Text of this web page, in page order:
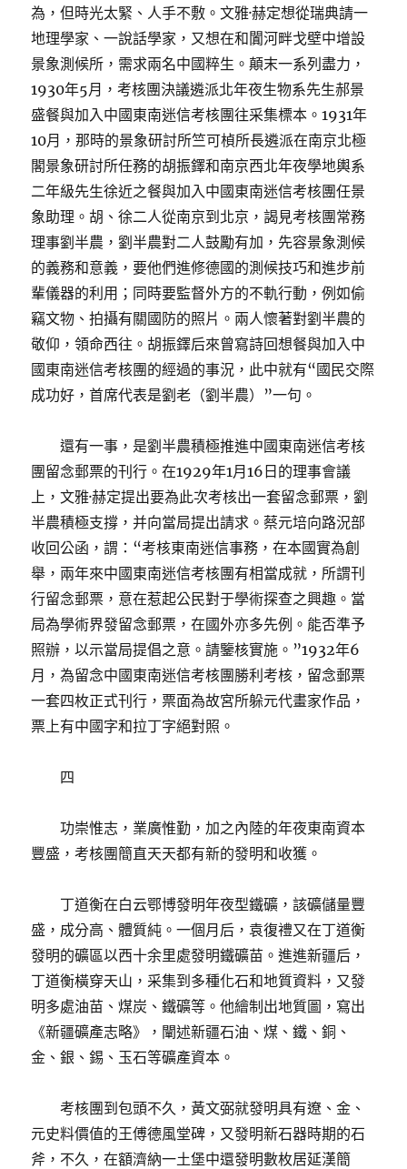
為，但時光太緊、人手不敷。文雅·赫定想從瑞典請一
地理學家、一說話學家，又想在和闐河畔戈壁中增設
景象測候所，需求兩名中國粹生。顛末一系列盡力，
1930年5月，考核團決議遴派北年夜生物系先生郝景
盛餐與加入中國東南迷信考核團往采集標本。1931年
10月，那時的景象研討所竺可楨所長遴派在南京北極
閣景象研討所任務的胡振鐸和南京西北年夜學地輿系
二年級先生徐近之餐與加入中國東南迷信考核團任景
象助理。胡、徐二人從南京到北京，謁見考核團常務
理事劉半農，劉半農對二人鼓勵有加，先容景象測候
的義務和意義，要他們進修德國的測候技巧和進步前
輩儀器的利用；同時要監督外方的不軌行動，例如偷
竊文物、拍攝有關國防的照片。兩人懷著對劉半農的
敬仰，領命西往。胡振鐸后來曾寫詩回想餐與加入中
國東南迷信考核團的經過的事況，此中就有“國民交際
成功好，首席代表是劉老（劉半農）”一句。
還有一事，是劉半農積極推進中國東南迷信考核
團留念郵票的刊行。在1929年1月16日的理事會議
上，文雅·赫定提出要為此次考核出一套留念郵票，劉
半農積極支撐，并向當局提出請求。蔡元培向路況部
收回公函，謂：“考核東南迷信事務，在本國實為創
舉，兩年來中國東南迷信考核團有相當成就，所謂刊
行留念郵票，意在惹起公民對于學術探查之興趣。當
局為學術界發留念郵票，在國外亦多先例。能否準予
照辦，以示當局提倡之意。請鑒核實施。”1932年6
月，為留念中國東南迷信考核團勝利考核，留念郵票
一套四枚正式刊行，票面為故宮所躲元代畫家作品，
票上有中國字和拉丁字絕對照。
四
功崇惟志，業廣惟勤，加之內陸的年夜東南資本
豐盛，考核團簡直天天都有新的發明和收獲。
丁道衡在白云鄂博發明年夜型鐵礦，該礦儲量豐
盛，成分高、體質純。一個月后，袁復禮又在丁道衡
發明的礦區以西十余里處發明鐵礦苗。進進新疆后，
丁道衡橫穿天山，采集到多種化石和地質資料，又發
明多處油苗、煤炭、鐵礦等。他繪制出地質圖，寫出
《新疆礦產志略》，闡述新疆石油、煤、鐵、銅、
金、銀、錫、玉石等礦產資本。
考核團到包頭不久，黃文弼就發明具有遼、金、
元史料價值的王傅德風堂碑，又發明新石器時期的石
斧，不久，在額濟納一土堡中還發明數枚居延漢簡